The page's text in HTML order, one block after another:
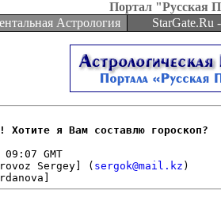
Портал "Русская
Астрология
StarGate.Ru
Хотите я Вам составлю гороскоп?
Sergey] ( sergok@mail.kz